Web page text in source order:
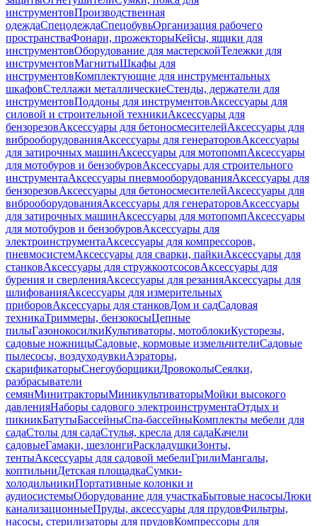
инструментовПроизводственная
одеждаСпецодеждаСпецобувьОрганизация рабочего
пространстваФонари, прожекторыКейсы, ящики для
инструментовОборудование для мастерскойТележки для
инструментовМагнитыШкафы для
инструментовКомплектующие для инструментальных
шкафовСтеллажи металлическиеСтенды, держатели для
инструментовПоддоны для инструментовАксессуары для
силовой и строительной техникиАксессуары для
бензорезовАксессуары для бетоносмесителейАксессуары для
виброоборудованияАксессуары для генераторовАксессуары
для затирочных машинАксессуары для мотопомпАксессуары
для мотобуров и бензобуровАксессуары для строительного
инструментаАксессуары пневмооборудованияАксессуары для
бензорезовАксессуары для бетоносмесителейАксессуары для
виброоборудованияАксессуары для генераторовАксессуары
для затирочных машинАксессуары для мотопомпАксессуары
для мотобуров и бензобуровАксессуары для
электроинструментаАксессуары для компрессоров,
пневмосистемАксессуары для сварки, пайкиАксессуары для
станковАксессуары для стружкоотсосовАксессуары для
бурения и сверленияАксессуары для резанияАксессуары для
шлифованияАксессуары для измерительных
приборовАксессуары для станковДом и садСадовая
техникаТриммеры, бензокосыЦепные
пилыГазонокосилкиКультиваторы, мотоблокиКусторезы,
садовые ножницыСадовые, кормовые измельчителиСадовые
пылесосы, воздуходувкиАэраторы,
скарификаторыСнегоуборщикиДровоколыСеялки,
разбрасыватели
семянМинитракторыМиникультиваторыМойки высокого
давленияНаборы садового электроинструментаОтдых и
пикникБатутыБассейныСпа-бассейныКомплекты мебели для
садаСтолы для садаСтулья, кресла для садаКачели
садовыеГамаки, шезлонгиРаскладушкиЗонты,
тентыАксессуары для садовой мебелиГрилиМангалы,
коптильниДетская площадкаСумки-
холодильникиПортативные колонки и
аудиосистемыОборудование для участкаБытовые насосыЛюки
канализационныеПруды, аксессуары для прудовФильтры,
насосы, стерилизаторы для прудовКомпрессоры для